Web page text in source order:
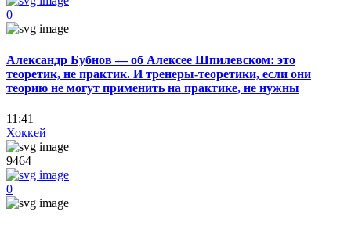
0
Александр Бубнов — об Алексее Шпилевском: это
теоретик, не практик. И тренеры-теоретики, если они
теорию не могут применить на практике, не нужны
11:41
Хоккей
9464
0